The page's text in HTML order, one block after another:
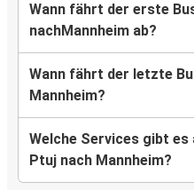
Wann fährt der erste
nachMannheim ab?
Wann fährt der letzte
Mannheim?
Welche Services gibt es
Ptuj nach Mannheim?